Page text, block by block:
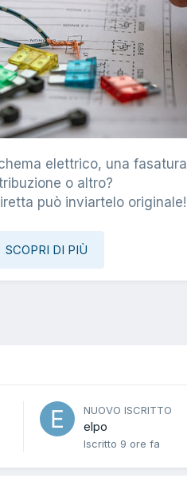
elettrico, una fasatura
o altro?
può inviartelo originale!
SCOPRI DI PIÙ
NUOVO ISCRITTO
elpo
Iscritto 9 ore fa